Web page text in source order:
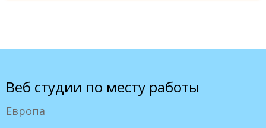
Веб студии по месту работы
Европа